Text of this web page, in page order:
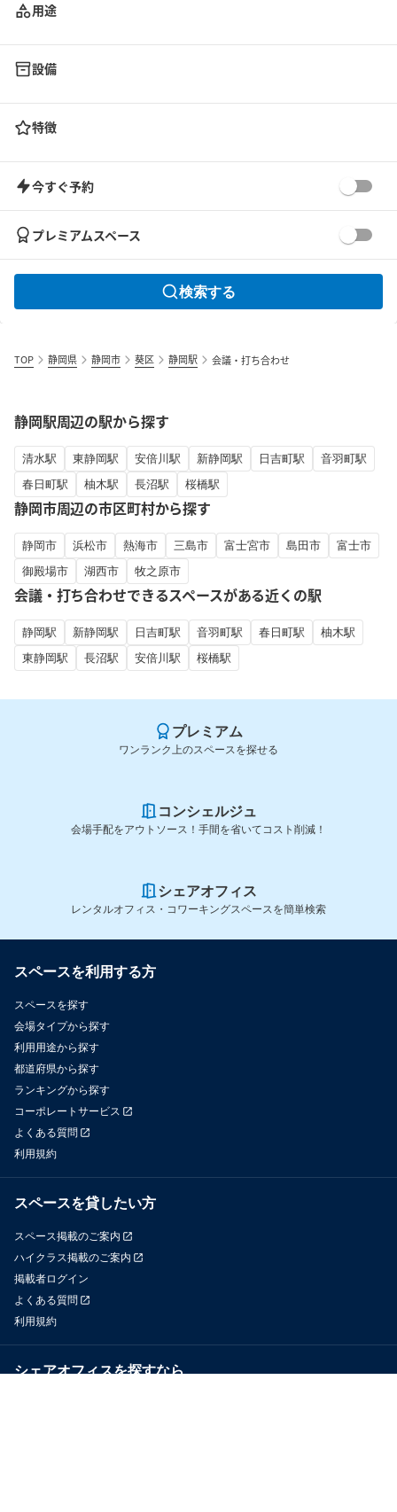
用途
設備
特徴
今すぐ予約
プレミアムスペース
検索する
TOP 静岡県 静岡市 葵区 静岡駅 会議・打ち合わせ
静岡駅周辺の駅から探す
清水駅 東静岡駅 安倍川駅 新静岡駅 日吉町駅
音羽町駅
春日町駅
柚木駅 長沼駅 桜橋駅
静岡市周辺の市区町村から探す
静岡市 浜松市 熱海市 三島市 富士宮市 島田市
富士市
御殿場市
湖西市 牧之原市
会議・打ち合わせできるスペースがある近くの駅
静岡駅 新静岡駅 日吉町駅 音羽町駅 春日町駅
柚木駅
東静岡駅
長沼駅 安倍川駅 桜橋駅
プレミアム
ワンランク上のスペースを探せる
コンシェルジュ
会場手配をアウトソース！手間を省いてコスト削減！
シェアオフィス
レンタルオフィス・コワーキングスペースを簡単検索
スペースを利用する方
スペースを探す
会場タイプから探す
利用用途から探す
都道府県から探す
ランキングから探す
コーポレートサービス
よくある質問
利用規約
スペースを貸したい方
スペース掲載のご案内
ハイクラス掲載のご案内
掲載者ログイン
よくある質問
利用規約
シェアオフィスを探すなら